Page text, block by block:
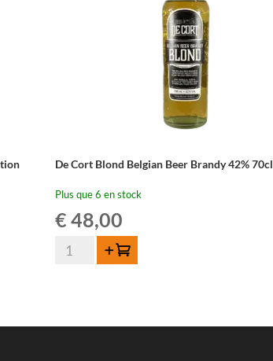
De Cort Blond Belgian Beer Brandy 42% 70cl
Plus que 6 en stock
€ 48,00
quantité
Ajouter au panier